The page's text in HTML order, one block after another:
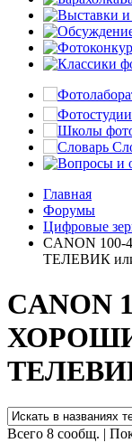
Главная
Форумы
Цифровые
CANON
ТЕЛЕВИК
CANON
Всего 8 сообщ. |